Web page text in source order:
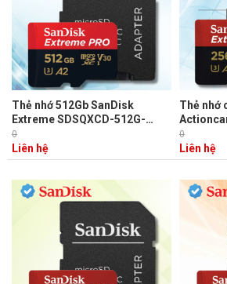
Thẻ nhớ 512Gb SanDisk
Extreme SDSQXCD-512G-
GN6MA 256GB đọc 200 MB/s -
ghi 140 MB/s cho máy quay
phim, action cam
0
Liên hệ
Thẻ nhớ
Sandisk
GN6MA
MB/s,
0
Liên hệ